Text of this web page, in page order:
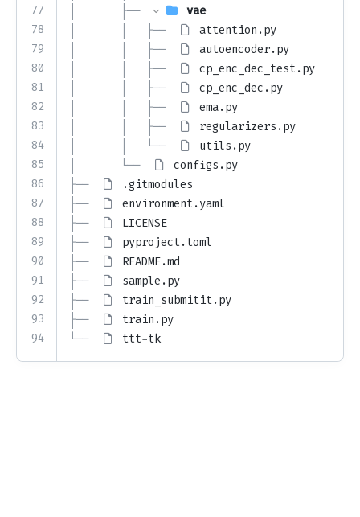
77
78
79
80
81
82
83
84
85
86
87
88
89
90
91
92
93
94
│       ├──
vae
│       │   ├──
attention.py
│       │   ├──
autoencoder.py
│       │   ├──
cp_enc_dec_test.py
│       │   ├──
cp_enc_dec.py
│       │   ├──
ema.py
│       │   ├──
regularizers.py
│       │   └──
utils.py
│       └──
configs.py
├──
.gitmodules
├──
environment.yaml
├──
LICENSE
├──
pyproject.toml
├──
README.md
├──
sample.py
├──
train_submitit.py
├──
train.py
└──
ttt-tk